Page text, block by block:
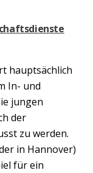
hauptsächlich
In- und
jungen
der
zu werden.
in Hannover)
für ein